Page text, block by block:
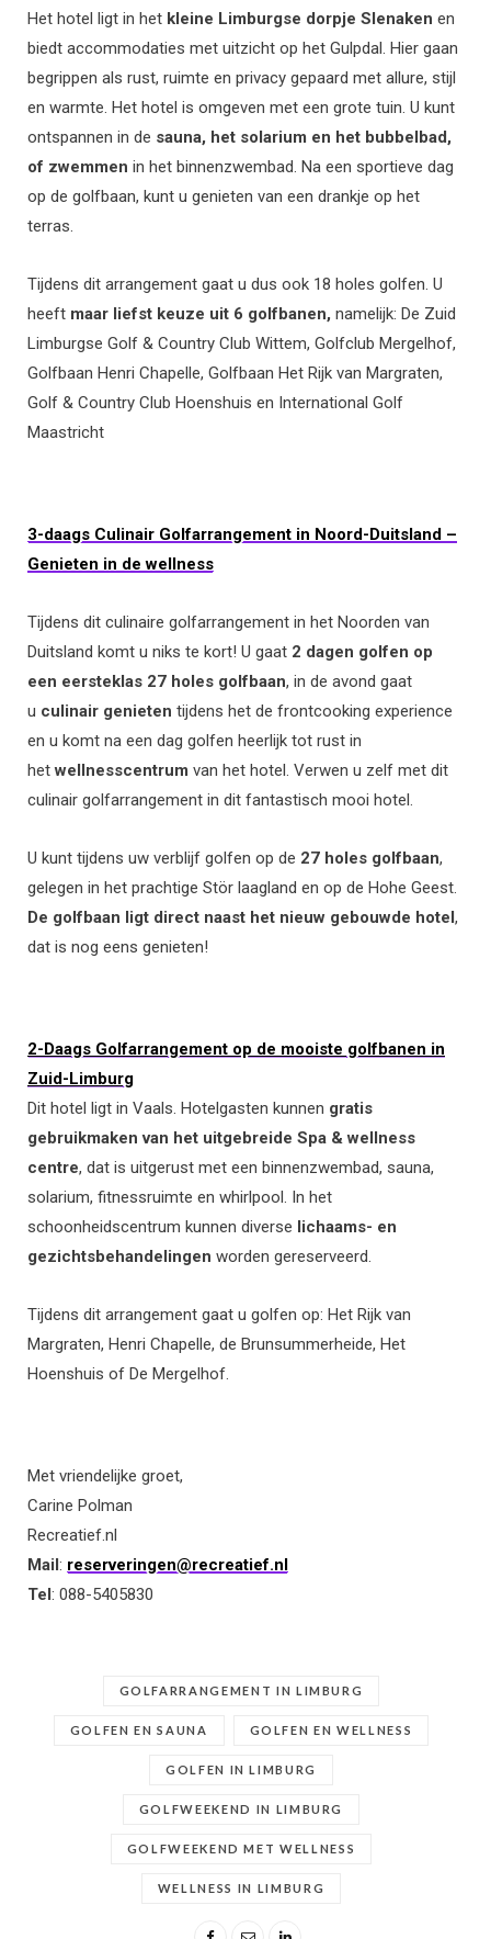
Het hotel ligt in het kleine Limburgse dorpje Slenaken en
biedt accommodaties met uitzicht op het Gulpdal. Hier gaan
begrippen als rust, ruimte en privacy gepaard met allure, stijl
en warmte. Het hotel is omgeven met een grote tuin. U kunt
ontspannen in de sauna, het solarium en het bubbelbad,
of zwemmen in het binnenzwembad. Na een sportieve dag
op de golfbaan, kunt u genieten van een drankje op het
terras.
Tijdens dit arrangement gaat u dus ook 18 holes golfen. U
heeft maar liefst keuze uit 6 golfbanen, namelijk: De Zuid
Limburgse Golf & Country Club Wittem, Golfclub Mergelhof,
Golfbaan Henri Chapelle, Golfbaan Het Rijk van Margraten,
Golf & Country Club Hoenshuis en International Golf
Maastricht
3-daags Culinair Golfarrangement in Noord-Duitsland –
Genieten in de wellness
Tijdens dit culinaire golfarrangement in het Noorden van
Duitsland komt u niks te kort! U gaat 2 dagen golfen op
een eersteklas 27 holes golfbaan, in de avond gaat
u culinair genieten tijdens het de frontcooking experience
en u komt na een dag golfen heerlijk tot rust in
hetwellnesscentrum van het hotel. Verwen u zelf met dit
culinair golfarrangement in dit fantastisch mooi hotel.
U kunt tijdens uw verblijf golfen op de 27 holes golfbaan,
gelegen in het prachtige Stör laagland en op de Hohe Geest.
De golfbaan ligt direct naast het nieuw gebouwde hotel,
dat is nog eens genieten!
2-Daags Golfarrangement op de mooiste golfbanen in
Zuid-Limburg
Dit hotel ligt in Vaals. Hotelgasten kunnen gratis
gebruikmaken van het uitgebreide Spa & wellness
centre, dat is uitgerust met een binnenzwembad, sauna,
solarium, fitnessruimte en whirlpool. In het
schoonheidscentrum kunnen diverse lichaams- en
gezichtsbehandelingen worden gereserveerd.
Tijdens dit arrangement gaat u golfen op: Het Rijk van
Margraten, Henri Chapelle, de Brunsummerheide, Het
Hoenshuis of De Mergelhof.
Met vriendelijke groet,
Carine Polman
Recreatief.nl
Mail: reserveringen@recreatief.nl
Tel: 088-5405830
GOLFARRANGEMENT IN LIMBURG
GOLFEN EN SAUNA GOLFEN EN WELLNESS
GOLFEN IN LIMBURG
GOLFWEEKEND IN LIMBURG
GOLFWEEKEND MET WELLNESS
WELLNESS IN LIMBURG